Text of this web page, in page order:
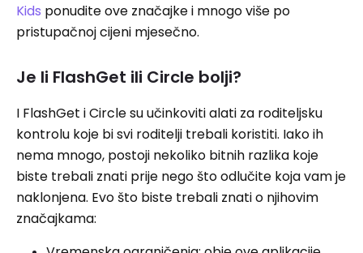
Kids ponudite ove značajke i mnogo više po
pristupačnoj cijeni mjesečno.
Je li FlashGet ili Circle bolji?
I FlashGet i Circle su učinkoviti alati za roditeljsku
kontrolu koje bi svi roditelji trebali koristiti. Iako ih
nema mnogo, postoji nekoliko bitnih razlika koje
biste trebali znati prije nego što odlučite koja vam je
naklonjena. Evo što biste trebali znati o njihovim
značajkama: